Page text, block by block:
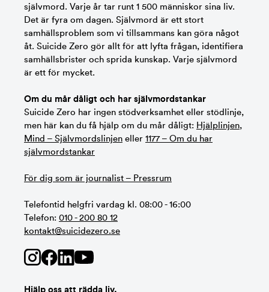
självmord. Varje år tar runt 1 500 människor sina liv.
Det är fyra om dagen. Självmord är ett stort
samhällsproblem som vi tillsammans kan göra något
åt. Suicide Zero gör allt för att lyfta frågan, identifiera
samhällsbrister och sprida kunskap. Varje självmord
är ett för mycket.
Om du mår dåligt och har självmordstankar
Suicide Zero har ingen stödverksamhet eller stödlinje,
men här kan du få hjälp om du mår dåligt: Hjälplinjen,
Mind – Självmordslinjen eller 1177 – Om du har
självmordstankar
För dig som är journalist – Pressrum
Telefontid helgfri vardag kl. 08:00 - 16:00
Telefon: 010 - 200 80 12
kontakt@suicidezero.se
Hjälp oss att rädda liv.